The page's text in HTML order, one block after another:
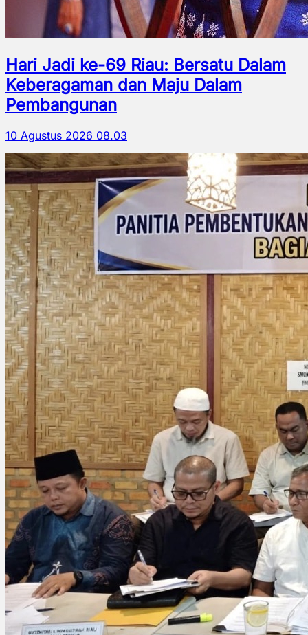
Hari Jadi ke-69 Riau: Bersatu Dalam
Keberagaman dan Maju Dalam
Pembangunan
10 Agustus 2026 08.03